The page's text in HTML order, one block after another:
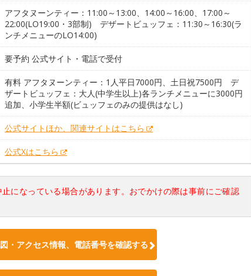
アフタヌーンティー：11:00～13:00、14:00～16:00、17:00～
22:00(LO19:00・3部制) デザートビュッフェ：11:30～16:30(ラ
ンチメニューのLO14:00)
要予約 公式サイト・電話で受付
有料 アフタヌーンティー：1人平日7000円、土日祝7500円 デ
ザートビュッフェ：大人(中学生以上)各ランチメニューに3000円
追加、小学生半額(ビュッフェのみの提供はなし)
公式サイトほか、関連サイトはこちら
公式Xはこちら
になっている場合があります。おでかけの際は事前にご確認
・アクセス情報、電話番号を確認する